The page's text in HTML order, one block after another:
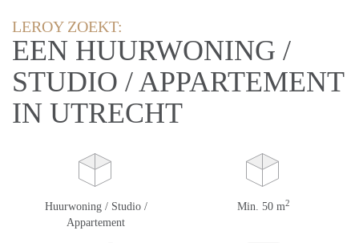
LEROY ZOEKT:
EEN HUURWONING /
STUDIO / APPARTEMENT
IN UTRECHT
Huurwoning / Studio /
Appartement
Min. 50 m2